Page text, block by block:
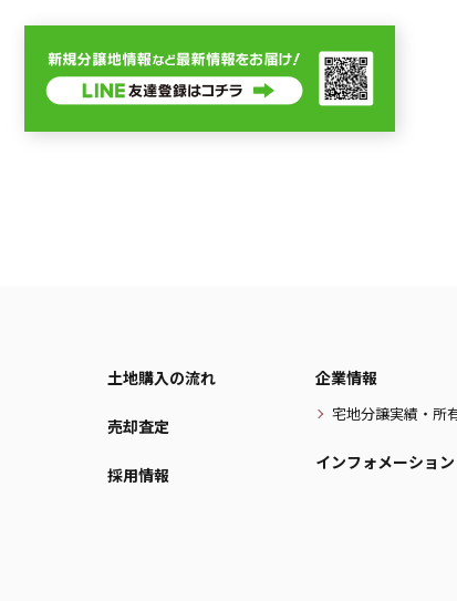
土地購入の流れ
売却査定
採用情報
企業情報
宅地分譲実績・所
インフォメーション